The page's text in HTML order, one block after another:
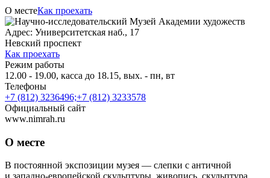
О местеКак проехать
Адрес: Университетская наб., 17
Невский проспект
Как проехать
Режим работы
12.00 - 19.00, касса до 18.15, вых. - пн, вт
Телефоны
+7 (812) 3236496;+7 (812) 3233578
Официальный сайт
www.nimrah.ru
О месте
В постоянной экспозиции музея — слепки с античной